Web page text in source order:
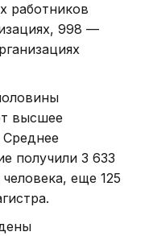
работников
998 —
высшее
получили 3 633
еще 125